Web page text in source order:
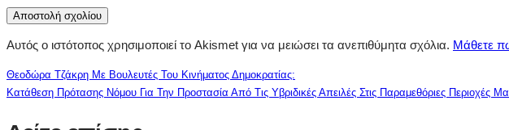
Αυτός ο ιστότοπος χρησιμοποιεί το Akismet για να μειώσει τα ανεπιθύμητα σχόλια. Μάθετε
Θεοδώρα Τζάκρη Με Βουλευτές Του Κινήματος Δημοκρατίας:
Κατάθεση Πρότασης Νόμου Για Την Προστασία Από Τις Υβριδικές Απειλές Στις Παραμεθόριες Περιοχές